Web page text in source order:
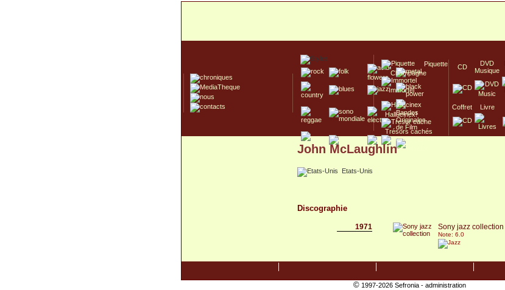
Piquette
Champagne
Immortel
Hallucinex!
Trésors cachés
Culte/Collector
CD
DVD
Musique
Coffret Livre
John McLaughlin
Etats-Unis
Discographie
1971 Sony jazz collection
Note: 6.0
©1997-2026 Sefronia - administration